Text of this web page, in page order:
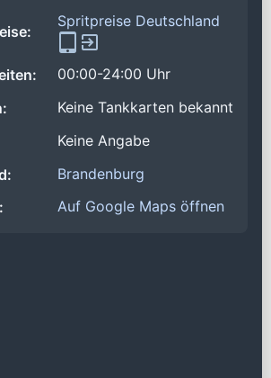
Spritpreise Deutschland
00:00-24:00 Uhr
Keine Tankkarten bekannt
Keine Angabe
Brandenburg
Auf Google Maps öffnen